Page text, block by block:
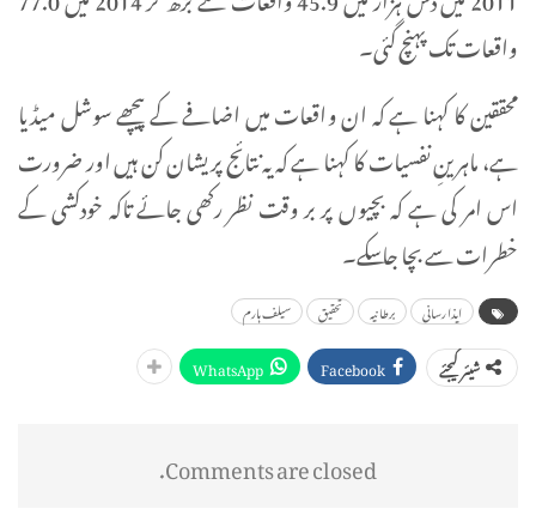
واقعات تک پہنچ گئی۔
محققین کا کہنا ہے کہ ان واقعات میں اضافے کے پیچھے سوشل میڈیا
ہے، ماہرینِ نفسیات کا کہنا ہے کہ یہ نتائج پریشان کن ہیں اور ضرورت
اس امر کی ہے کہ بچیوں پر بر وقت نظر رکھی جائے تاکہ خودکشی کے
خطرات سے بچا جاسکے۔
ایذا رسانی برطانیہ تحقیق سیلف ہارم
شیئر کیجئے Facebook
WhatsApp
Comments are closed.